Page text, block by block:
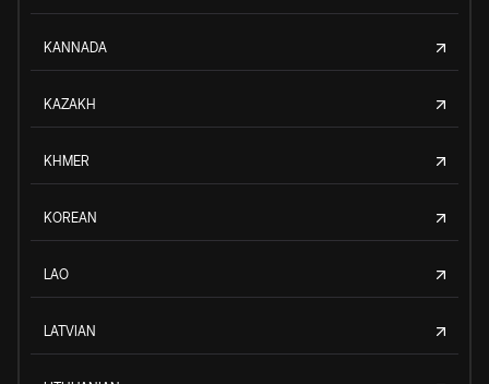
KANNADA
KAZAKH
KHMER
KOREAN
LAO
LATVIAN